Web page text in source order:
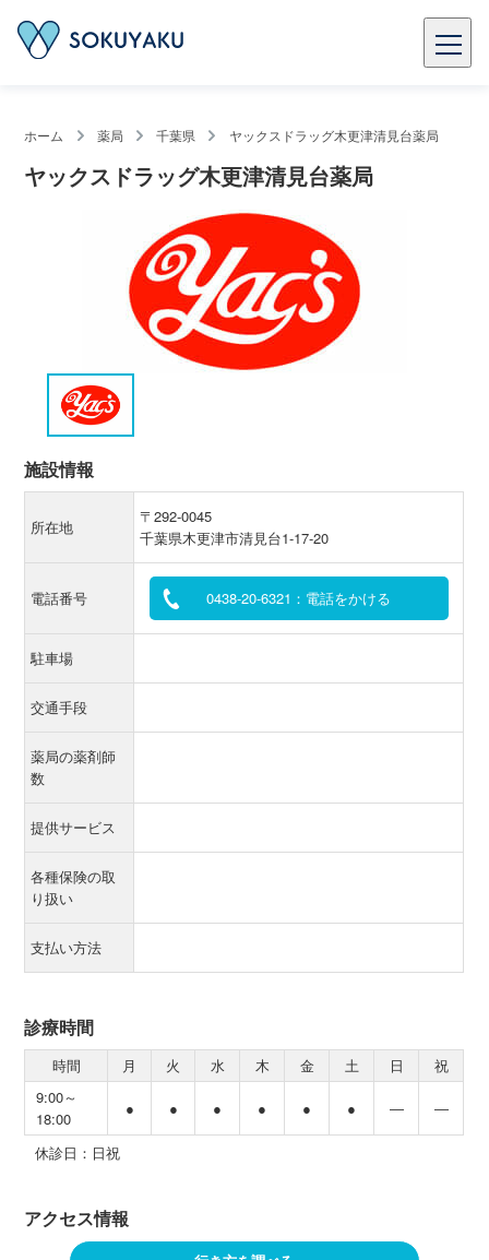
ホーム 薬局 千葉県 ヤックスドラッグ木更津清見台薬局
ヤックスドラッグ木更津清見台薬局
施設情報
所在地
〒292-0045
千葉県木更津市清見台1-17-20
電話番号 0438-20-6321：電話をかける
駐車場
交通手段
薬局の薬剤師
数
提供サービス
各種保険の取
り扱い
支払い方法
診療時間
時間 月 火 水 木 金 土 日
祝
9:00～
18:00
● ● ● ● ● ● ― ―
休診日：日祝
アクセス情報